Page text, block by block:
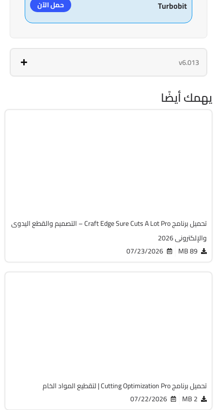
Turbobit حمل الآن
v6.013
يهمك أيضًا
تحميل برنامج Craft Edge Sure Cuts A Lot Pro – التصميم والقطع اليدوى
والإلكترونى 2026
89 MB
07/23/2026
تحميل برنامج Cutting Optimization Pro | لتقطيع المواد الخام
2 MB
07/22/2026